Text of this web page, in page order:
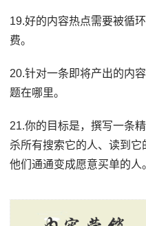
19.好的内容热点需要被循
费。
20.针对一条即将产出的内
题在哪里。
21.你的目标是，撰写一条
杀所有搜索它的人、读到
他们通通变成愿意买单的